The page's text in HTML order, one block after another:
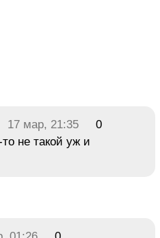
17 мар, 21:35
0
не такой уж и